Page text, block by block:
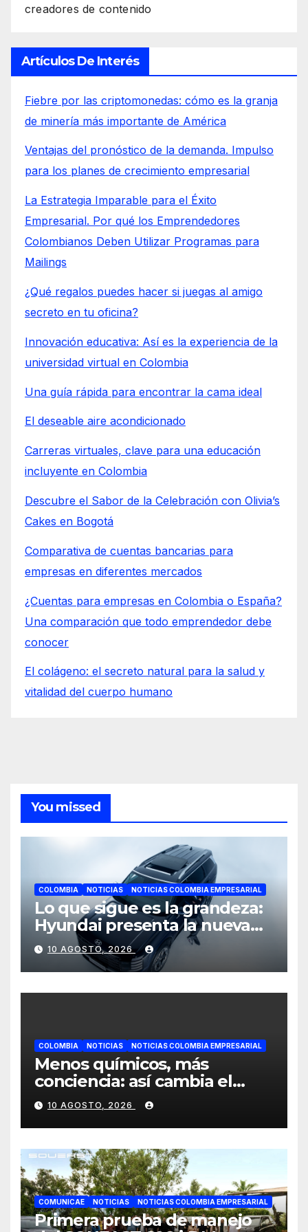
creadores de contenido
Artículos De Interés
Fiebre por las criptomonedas: cómo es la granja
de minería más importante de América
Ventajas del pronóstico de la demanda. Impulso
para los planes de crecimiento empresarial
La Estrategia Imparable para el Éxito
Empresarial. Por qué los Emprendedores
Colombianos Deben Utilizar Programas para
Mailings
¿Qué regalos puedes hacer si juegas al amigo
secreto en tu oficina?
Innovación educativa: Así es la experiencia de la
universidad virtual en Colombia
Una guía rápida para encontrar la cama ideal
El deseable aire acondicionado
Carreras virtuales, clave para una educación
incluyente en Colombia
Descubre el Sabor de la Celebración con Olivia’s
Cakes en Bogotá
Comparativa de cuentas bancarias para
empresas en diferentes mercados
¿Cuentas para empresas en Colombia o España?
Una comparación que todo emprendedor debe
conocer
El colágeno: el secreto natural para la salud y
vitalidad del cuerpo humano
You missed
COLOMBIA NOTICIAS NOTICIAS COLOMBIA EMPRESARIAL
Lo que sigue es la grandeza:
Hyundai presenta la nueva
Palisade Híbrida junto al
álbum Big Band 2 de Andrés
Cepeda
10 AGOSTO, 2026
COLOMBIA NOTICIAS NOTICIAS COLOMBIA EMPRESARIAL
Menos químicos, más
conciencia: así cambia el
consumo de la cosmética en
Colombia
10 AGOSTO, 2026
COMUNICAE NOTICIAS NOTICIAS COLOMBIA EMPRESARIAL
Primera prueba de manejo